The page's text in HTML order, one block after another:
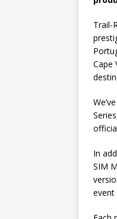
Trail-
Cape
In
SIM
event